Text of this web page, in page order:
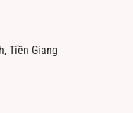
Tiền Giang